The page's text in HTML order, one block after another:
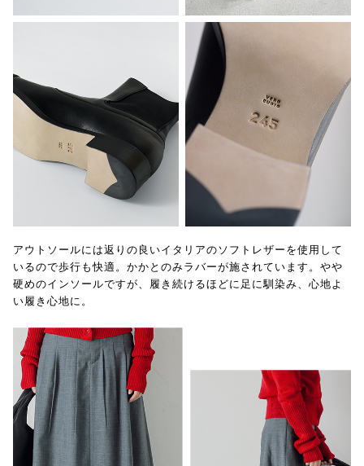
アウトソールには返りの良いイタリアのソフトレザーを使用して
いるので歩行も快適。かかとのみラバーが施されています。やや
硬めのインソールですが、履き続けるほどに足に馴染み、心地よ
い履き心地に。